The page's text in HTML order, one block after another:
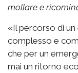
mollare e
«Il percorso di
complesso e
che per un
mai un ritorno